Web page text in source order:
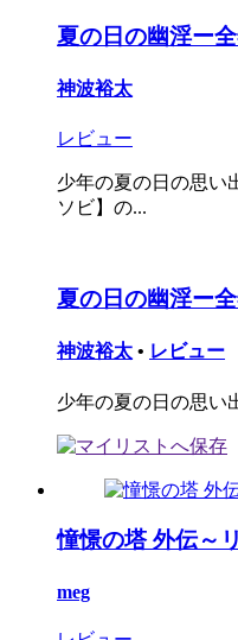
夏の日の幽淫ー
神波裕太
レビュー
少年の夏の日の思い
ソビ】の...
夏の日の幽淫ー
神波裕太 • レビュー
少年の夏の日の思い
憧憬の塔 外伝～
meg